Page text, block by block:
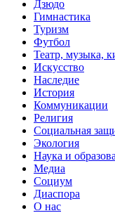
Дзюдо
Гимнастика
Туризм
Футбол
Театр, музыка,
Искусство
Наследие
История
Коммуникации
Религия
Социальная
Экология
Наука и
Медиа
Социум
Диаспора
О нас